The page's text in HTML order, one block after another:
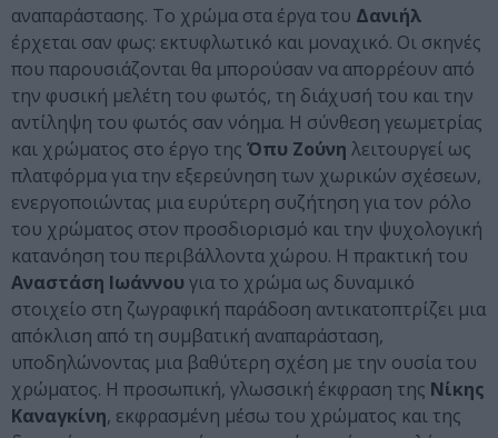
αναπαράστασης. Το χρώμα στα έργα του Δανιήλ
έρχεται σαν φως: εκτυφλωτικό και μοναχικό. Οι σκηνές
που παρουσιάζονται θα μπορούσαν να απορρέουν από
την φυσική μελέτη του φωτός, τη διάχυσή του και την
αντίληψη του φωτός σαν νόημα. Η σύνθεση γεωμετρίας
και χρώματος στο έργο της Όπυ Ζούνη λειτουργεί ως
πλατφόρμα για την εξερεύνηση των χωρικών σχέσεων,
ενεργοποιώντας μια ευρύτερη συζήτηση για τον ρόλο
του χρώματος στον προσδιορισμό και την ψυχολογική
κατανόηση του περιβάλλοντα χώρου. Η πρακτική του
Αναστάση Ιωάννου για το χρώμα ως δυναμικό
στοιχείο στη ζωγραφική παράδοση αντικατοπτρίζει μια
απόκλιση από τη συμβατική αναπαράσταση,
υποδηλώνοντας μια βαθύτερη σχέση με την ουσία του
χρώματος. Η προσωπική, γλωσσική έκφραση της Νίκης
Καναγκίνη, εκφρασμένη μέσω του χρώματος και της